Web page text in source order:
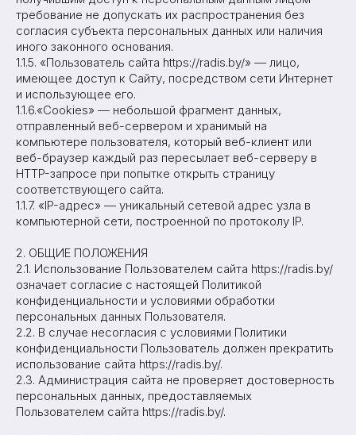
требование не допускать их распространения без
согласия субъекта персональных данных или наличия
иного законного основания.
1.1.5. «Пользователь сайта https://radis.by/» — лицо,
имеющее доступ к Сайту, посредством сети Интернет
и использующее его.
1.1.6.«Cookies» — небольшой фрагмент данных,
отправленный веб-сервером и хранимый на
компьютере пользователя, который веб-клиент или
веб-браузер каждый раз пересылает веб-серверу в
HTTP-запросе при попытке открыть страницу
соответствующего сайта.
1.1.7. «IP-адрес» — уникальный сетевой адрес узла в
компьютерной сети, построенной по протоколу IP.
2. ОБЩИЕ ПОЛОЖЕНИЯ
2.1. Использование Пользователем сайта https://radis.by/
означает согласие с настоящей Политикой
конфиденциальности и условиями обработки
персональных данных Пользователя.
2.2. В случае несогласия с условиями Политики
конфиденциальности Пользователь должен прекратить
использование сайта https://radis.by/.
2.3. Администрация сайта не проверяет достоверность
персональных данных, предоставляемых
Пользователем сайта https://radis.by/.